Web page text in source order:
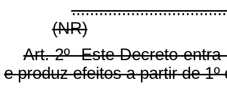
(NR)
Art. 2º Este Decreto
e produz efeitos a partir de